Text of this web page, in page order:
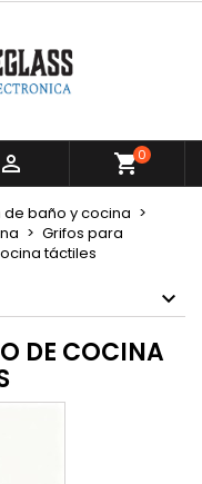
 0
de baño y cocina
Grifos para
táctiles
DE COCINA
lista de deseos
en su
Iniciar sesión